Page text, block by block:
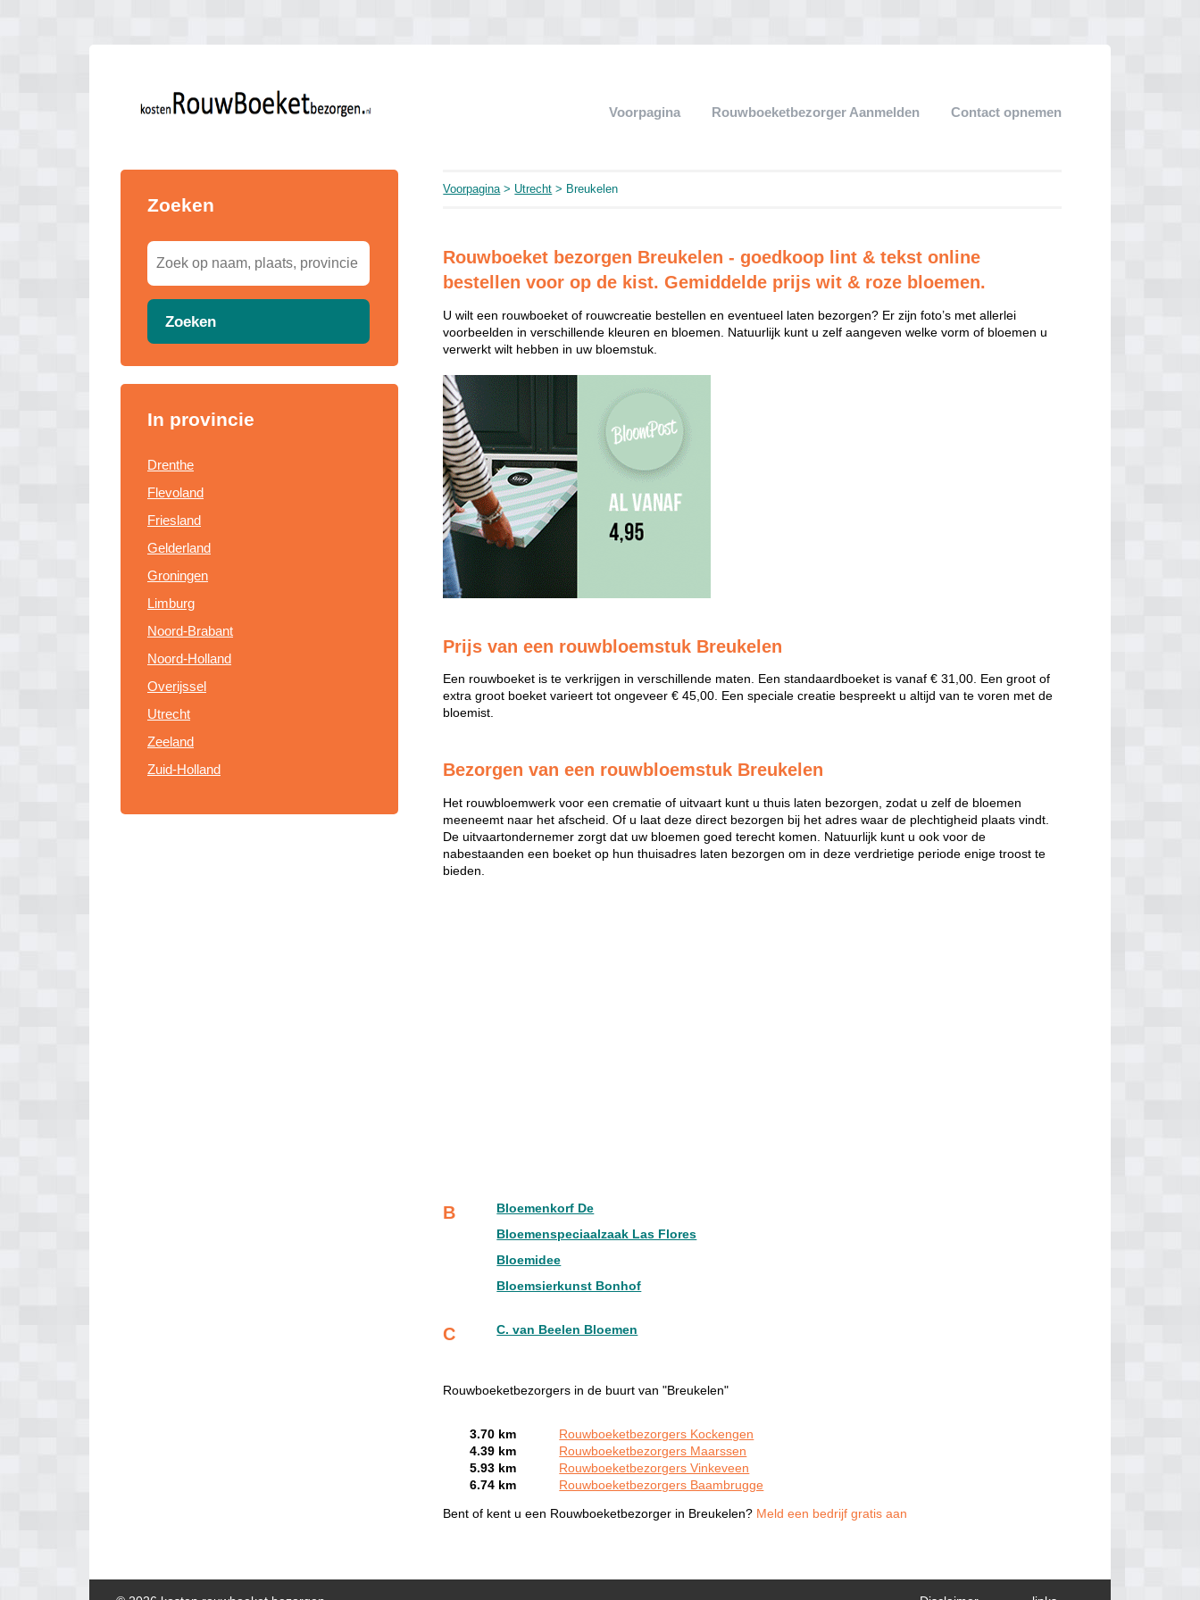
Voorpagina Rouwboeketbezorger Aanmelden Contact opnemen
Zoeken
Zoeken
In provincie
Drenthe
Flevoland
Friesland
Gelderland
Groningen
Limburg
Noord-Brabant
Noord-Holland
Overijssel
Utrecht
Zeeland
Zuid-Holland
Voorpagina> Utrecht > Breukelen
Rouwboeket bezorgen Breukelen - goedkoop lint & tekst online
bestellen voor op de kist. Gemiddelde prijs wit & roze bloemen.
U wilt een rouwboeket of rouwcreatie bestellen en eventueel laten bezorgen? Er zijn foto’s met allerlei
voorbeelden in verschillende kleuren en bloemen. Natuurlijk kunt u zelf aangeven welke vorm of bloemen u
verwerkt wilt hebben in uw bloemstuk.
Prijs van een rouwbloemstuk Breukelen
Een rouwboeket is te verkrijgen in verschillende maten. Een standaardboeket is vanaf € 31,00. Een groot of
extra groot boeket varieert tot ongeveer € 45,00. Een speciale creatie bespreekt u altijd van te voren met de
bloemist.
Bezorgen van een rouwbloemstuk Breukelen
Het rouwbloemwerk voor een crematie of uitvaart kunt u thuis laten bezorgen, zodat u zelf de bloemen
meeneemt naar het afscheid. Of u laat deze direct bezorgen bij het adres waar de plechtigheid plaats vindt.
De uitvaartondernemer zorgt dat uw bloemen goed terecht komen. Natuurlijk kunt u ook voor de
nabestaanden een boeket op hun thuisadres laten bezorgen om in deze verdrietige periode enige troost te
bieden.
B
Bloemenkorf De
Bloemenspeciaalzaak Las Flores
Bloemidee
Bloemsierkunst Bonhof
C C. van Beelen Bloemen
Rouwboeketbezorgers in de buurt van "Breukelen"
3.70 km
Rouwboeketbezorgers Kockengen
4.39 km
Rouwboeketbezorgers Maarssen
5.93 km
Rouwboeketbezorgers Vinkeveen
6.74 km
Rouwboeketbezorgers Baambrugge
Bent of kent u een Rouwboeketbezorger in Breukelen? Meld een bedrijf gratis aan